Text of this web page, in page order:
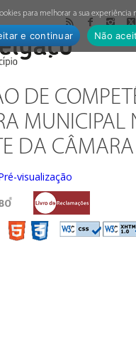
DE
MUNICIPAL
DA CÂMARA
visualização
para melhorar a sua experiência
e continuar Não